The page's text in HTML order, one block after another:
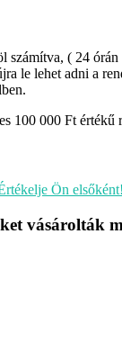
számítva, ( 24
le lehet adni a
100 000 Ft értékű
Ön elsőként!
vásárolták